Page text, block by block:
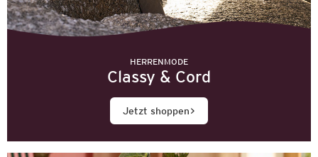
HERRENMODE
Classy & Cord
Jetzt shoppen